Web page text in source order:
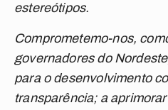
estereótipos.
Comprometemo-nos,
governadores do
para o desenvolvimento
transparência; a